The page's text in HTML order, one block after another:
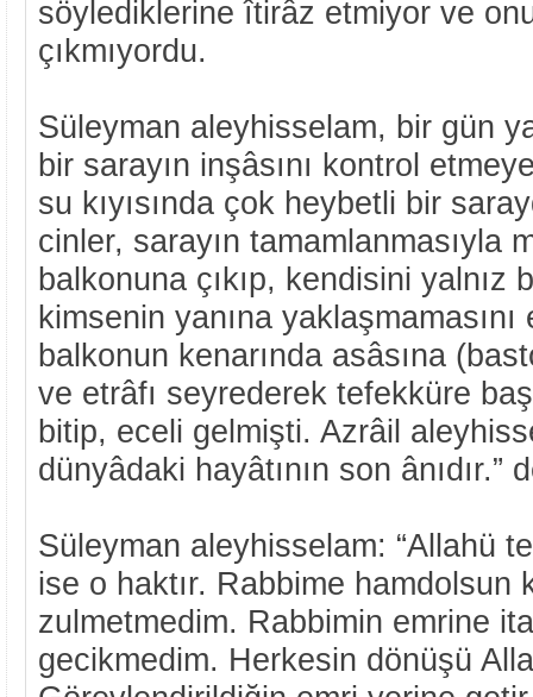
söylediklerine îtirâz etmiyor ve
çıkmıyordu.
Süleyman aleyhisselam, bir gün
bir sarayın inşâsını kontrol
su kıyısında çok heybetli bir
cinler, sarayın tamamlanmasıyla
balkonuna çıkıp, kendisini yalnız
kimsenin yanına
balkonun kenarında asâsına
ve etrâfı seyrederek tefekküre
bitip, eceli gelmişti. Azrâil
dünyâdaki hayâtının son ânıdır.”
Süleyman aleyhisselam: “Allahü
ise o haktır. Rabbime hamdolsun
zulmetmedim. Rabbimin emrine
gecikmedim. Herkesin dönüşü